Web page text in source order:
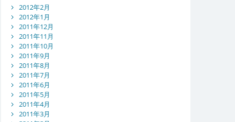
2012年2月
2012年1月
2011年12月
2011年11月
2011年10月
2011年9月
2011年8月
2011年7月
2011年6月
2011年5月
2011年4月
2011年3月